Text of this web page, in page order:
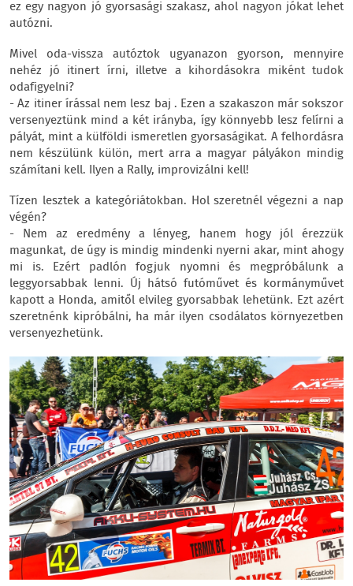
ez egy nagyon jó gyorsasági szakasz, ahol nagyon jókat lehet
autózni.
Mivel oda-vissza autóztok ugyanazon gyorson, mennyire
nehéz jó itinert írni, illetve a kihordásokra miként tudok
odafigyelni?
- Az itiner írással nem lesz baj . Ezen a szakaszon már sokszor
versenyeztünk mind a két irányba, így könnyebb lesz felírni a
pályát, mint a külföldi ismeretlen gyorsaságikat. A felhordásra
nem készülünk külön, mert arra a magyar pályákon mindig
számítani kell. Ilyen a Rally, improvizálni kell!
Tízen lesztek a kategóriátokban. Hol szeretnél végezni a nap
végén?
- Nem az eredmény a lényeg, hanem hogy jól érezzük
magunkat, de úgy is mindig mindenki nyerni akar, mint ahogy
mi is. Ezért padlón fogjuk nyomni és megpróbálunk a
leggyorsabbak lenni. Új hátsó futóművet és kormányművet
kapott a Honda, amitől elvileg gyorsabbak lehetünk. Ezt azért
szeretnénk kipróbálni, ha már ilyen csodálatos környezetben
versenyezhetünk.